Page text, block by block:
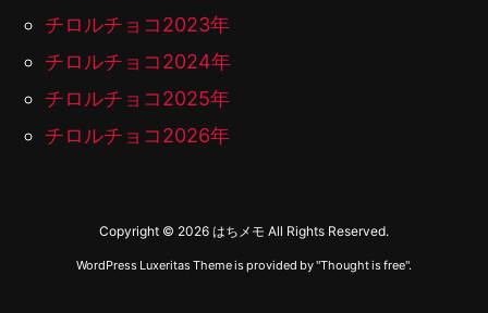
チロルチョコ2023年
チロルチョコ2024年
チロルチョコ2025年
チロルチョコ2026年
Copyright © 2026 はちメモ All Rights Reserved.
WordPress Luxeritas Theme is provided by "Thought is free".